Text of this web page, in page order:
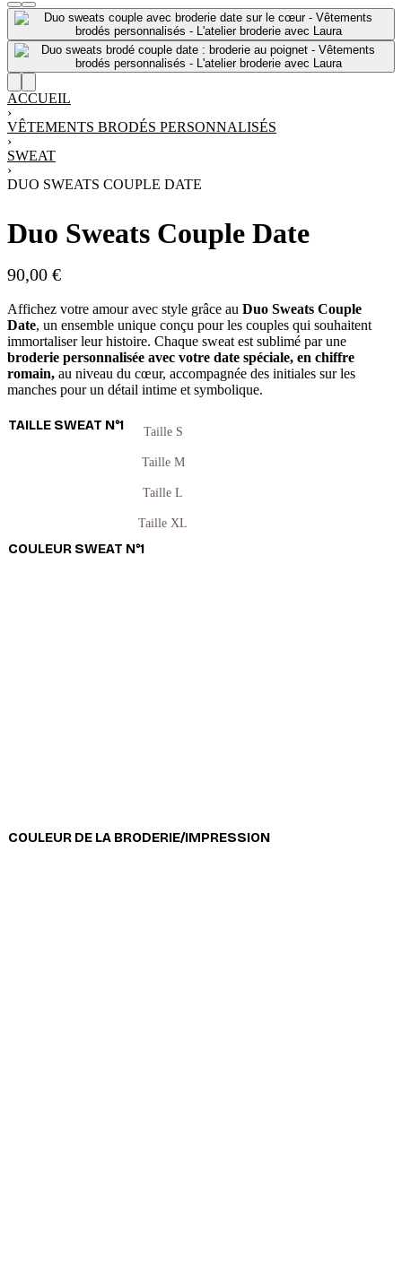
ACCUEIL
›
VÊTEMENTS BRODÉS PERSONNALISÉS
›
SWEAT
›
DUO SWEATS COUPLE DATE
Duo Sweats Couple Date
90,00 €
Affichez votre amour avec style grâce au Duo Sweats Couple
Date, un ensemble unique conçu pour les couples qui souhaitent
immortaliser leur histoire. Chaque sweat est sublimé par une
broderie personnalisée avec votre date spéciale, en chiffre
romain, au niveau du cœur, accompagnée des initiales sur les
manches pour un détail intime et symbolique.
TAILLE SWEAT N°1 Taille S
Taille M
Taille L
Taille XL
COULEUR SWEAT N°1
COULEUR DE LA BRODERIE/IMPRESSION